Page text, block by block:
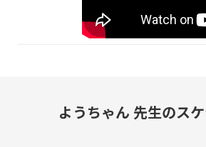
ようちゃん 先生のス